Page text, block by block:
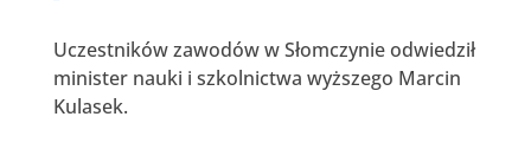
Uczestników zawodów w Słomczynie odwiedził
minister nauki i szkolnictwa wyższego Marcin
Kulasek.